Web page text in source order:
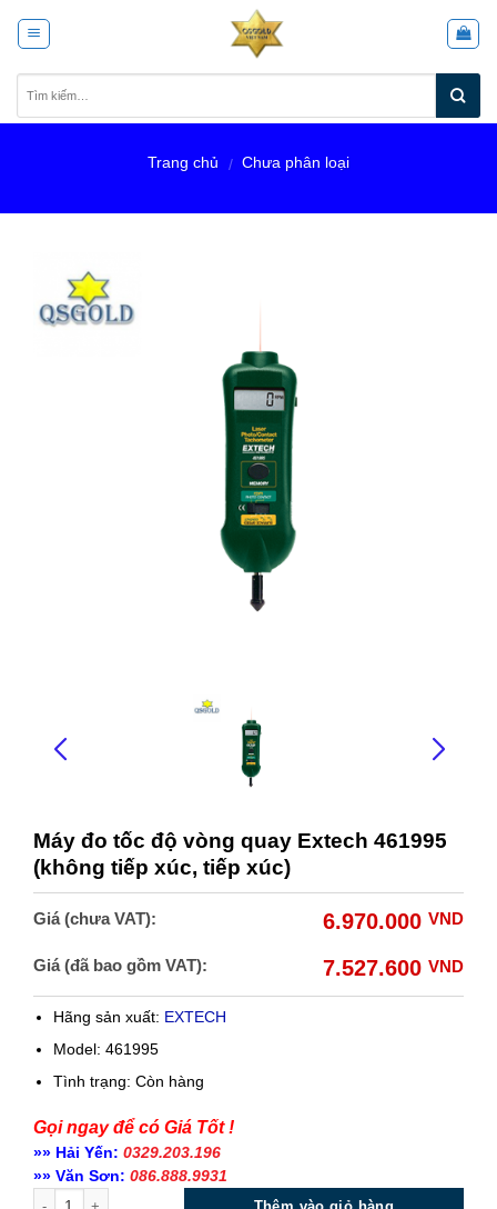
Trang chủ / Chưa phân loại
Máy đo tốc độ vòng quay Extech 461995
(không tiếp xúc, tiếp xúc)
Giá (chưa VAT): 6.970.000 VND
Giá (đã bao gồm VAT): 7.527.600 VND
Hãng sản xuất: EXTECH
Model: 461995
Tình trạng: Còn hàng
Gọi ngay để có Giá Tốt !
»» Hải Yến: 0329.203.196
»» Văn Sơn: 086.888.9931